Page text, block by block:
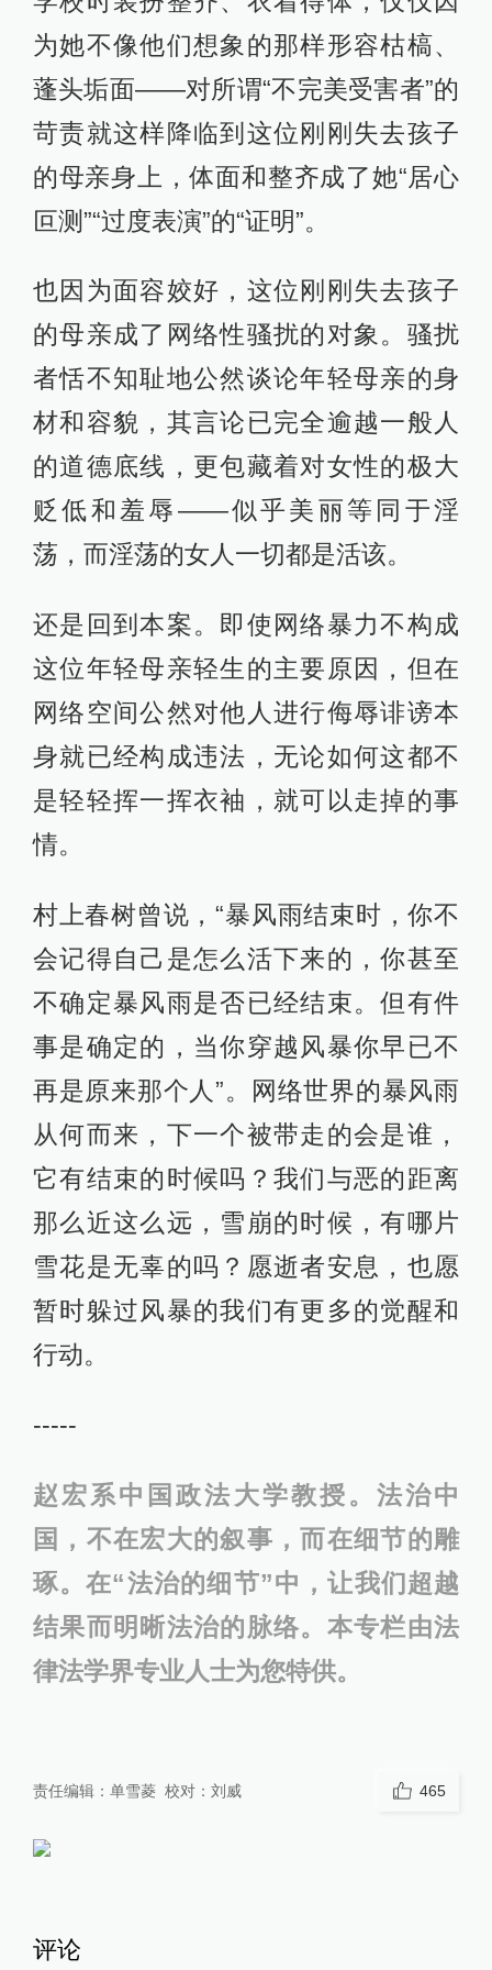
为她不像他们想象的那样形容枯槁、
蓬头垢面——对所谓“不完美受害者”的
苛责就这样降临到这位刚刚失去孩子
的母亲身上，体面和整齐成了她“居心
叵测”“过度表演”的“证明”。
也因为面容姣好，这位刚刚失去孩子
的母亲成了网络性骚扰的对象。骚扰
者恬不知耻地公然谈论年轻母亲的身
材和容貌，其言论已完全逾越一般人
的道德底线，更包藏着对女性的极大
贬低和羞辱——似乎美丽等同于淫
荡，而淫荡的女人一切都是活该。
还是回到本案。即使网络暴力不构成
这位年轻母亲轻生的主要原因，但在
网络空间公然对他人进行侮辱诽谤本
身就已经构成违法，无论如何这都不
是轻轻挥一挥衣袖，就可以走掉的事
情。
村上春树曾说，“暴风雨结束时，你不
会记得自己是怎么活下来的，你甚至
不确定暴风雨是否已经结束。但有件
事是确定的，当你穿越风暴你早已不
再是原来那个人”。网络世界的暴风雨
从何而来，下一个被带走的会是谁，
它有结束的时候吗？我们与恶的距离
那么近这么远，雪崩的时候，有哪片
雪花是无辜的吗？愿逝者安息，也愿
暂时躲过风暴的我们有更多的觉醒和
行动。
-----
赵宏系中国政法大学教授。法治中
国，不在宏大的叙事，而在细节的雕
琢。在“法治的细节”中，让我们超越
结果而明晰法治的脉络。本专栏由法
律法学界专业人士为您特供。
责任编辑： 单雪菱 校对： 刘威 465
评论